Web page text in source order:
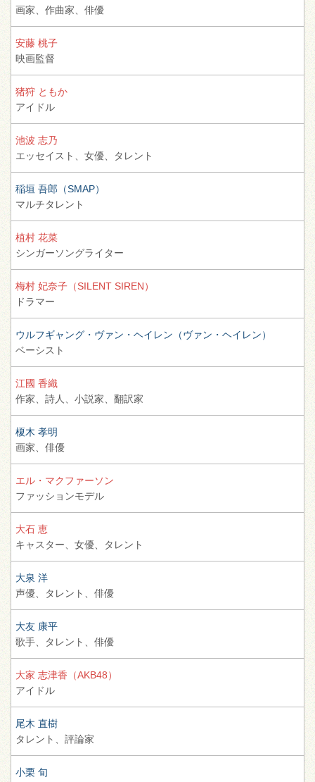
画家、 作曲家、 俳優
安藤 桃子
映画監督
猪狩 ともか
アイドル
池波 志乃
エッセイスト、 女優、 タレント
稲垣 吾郎（SMAP）
マルチタレント
植村 花菜
シンガーソングライター
梅村 妃奈子（SILENT SIREN）
ドラマー
ウルフギャング・ヴァン・ヘイレン（ヴァン・ヘイレン）
ベーシスト
江國 香織
作家、 詩人、 小説家、 翻訳家
榎木 孝明
画家、 俳優
エル・マクファーソン
ファッションモデル
大石 恵
キャスター、 女優、 タレント
大泉 洋
声優、
タレント、 俳優
大友 康平
歌手、
タレント、 俳優
大家 志津香（AKB48）
アイドル
尾木 直樹
タレント、 評論家
小栗 旬